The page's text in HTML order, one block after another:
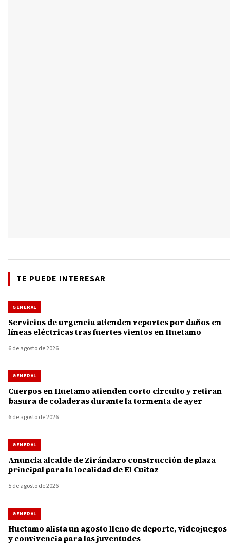
TE PUEDE INTERESAR
GENERAL
Servicios de urgencia atienden reportes por daños en
líneas eléctricas tras fuertes vientos en Huetamo
6 de agosto de 2026
GENERAL
Cuerpos en Huetamo atienden corto circuito y retiran
basura de coladeras durante la tormenta de ayer
6 de agosto de 2026
GENERAL
Anuncia alcalde de Zirándaro construcción de plaza
principal para la localidad de El Cuitaz
5 de agosto de 2026
GENERAL
Huetamo alista un agosto lleno de deporte, videojuegos
y convivencia para las juventudes